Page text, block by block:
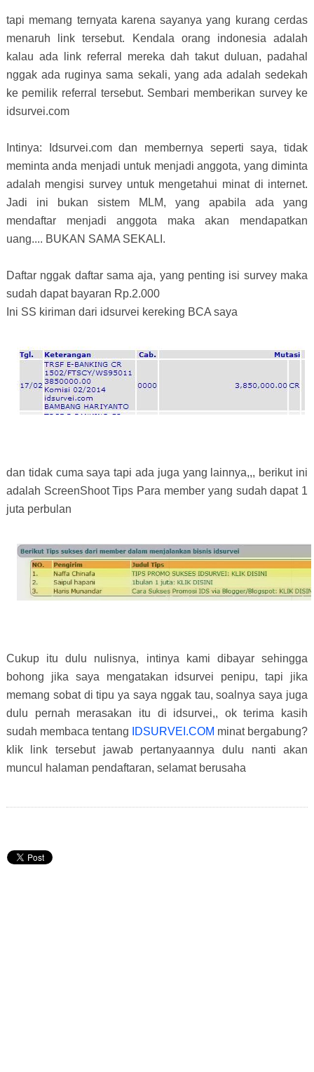
tapi memang ternyata karena sayanya yang kurang cerdas
menaruh link tersebut. Kendala orang indonesia adalah
kalau ada link referral mereka dah takut duluan, padahal
nggak ada ruginya sama sekali, yang ada adalah sedekah
ke pemilik referral tersebut. Sembari memberikan survey ke
idsurvei.com
Intinya: Idsurvei.com dan membernya seperti saya, tidak
meminta anda menjadi untuk menjadi anggota, yang diminta
adalah mengisi survey untuk mengetahui minat di internet.
Jadi ini bukan sistem MLM, yang apabila ada yang
mendaftar menjadi anggota maka akan mendapatkan
uang.... BUKAN SAMA SEKALI.
Daftar nggak daftar sama aja, yang penting isi survey maka
sudah dapat bayaran Rp.2.000
Ini SS kiriman dari idsurvei kereking BCA saya
dan tidak cuma saya tapi ada juga yang lainnya,,, berikut ini
adalah ScreenShoot Tips Para member yang sudah dapat 1
juta perbulan
Cukup itu dulu nulisnya, intinya kami dibayar sehingga
bohong jika saya mengatakan idsurvei penipu, tapi jika
memang sobat di tipu ya saya nggak tau, soalnya saya juga
dulu pernah merasakan itu di idsurvei,, ok terima kasih
sudah membaca tentang
IDSURVEI.COM minat bergabung?
klik link tersebut jawab pertanyaannya dulu nanti akan
muncul halaman pendaftaran, selamat berusaha